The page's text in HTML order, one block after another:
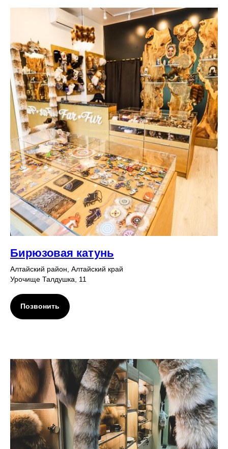
Бирюзовая катунь
Алтайский район, Алтайский край
Урочище Талдушка, 11
Позвонить